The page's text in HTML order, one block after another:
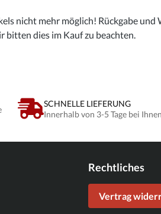
nicht mehr möglich! Rückgabe
bitten dies im Kauf zu beachten.
SCHNELLE LIEFERUNG
Innerhalb von 3-5 Tage bei
Rechtliches
Vertrag